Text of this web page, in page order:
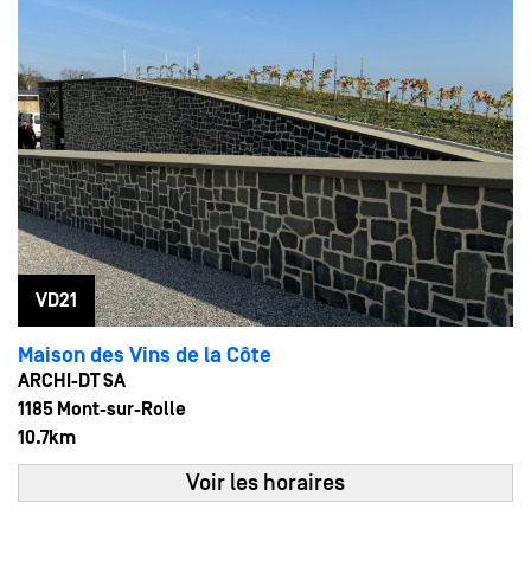
VD21
Maison des Vins de la Côte
ARCHI-DT SA
1185 Mont-sur-Rolle
10.7km
Voir les horaires